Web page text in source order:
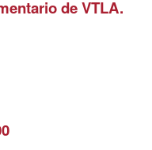
de VTLA.